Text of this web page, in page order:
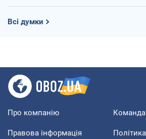
Всі думки
Про компанію Команда
Правова інформація